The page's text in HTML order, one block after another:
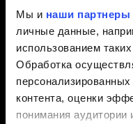
Мы и наши партнеры
личные данные,
использованием
Обработка
контента, оценки
понимания аудитории
Если у вас
установлена
драйвера.
Они доступны здесь: